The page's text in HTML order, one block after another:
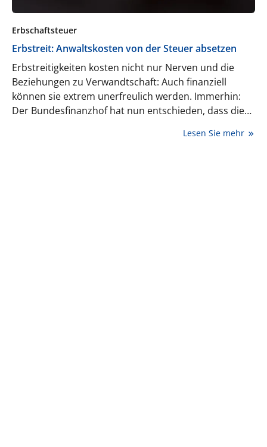
Erbschaftsteuer
Erbstreit: Anwaltskosten von der Steuer absetzen
Erbstreitigkeiten kosten nicht nur Nerven und die
Beziehungen zu Verwandtschaft: Auch finanziell
können sie extrem unerfreulich werden. Immerhin:
Der Bundesfinanzhof hat nun entschieden, dass die
Lesen Sie mehr